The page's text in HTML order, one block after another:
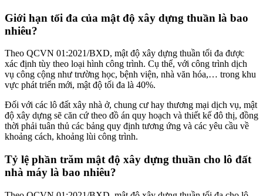
Giới hạn tối đa của mật độ xây dựng thuần là bao
nhiêu?
Theo QCVN 01:2021/BXD, mật độ xây dựng thuần tối đa được
xác định tùy theo loại hình công trình. Cụ thể, với công trình dịch
vụ công cộng như trường học, bệnh viện, nhà văn hóa,… trong khu
vực phát triển mới, mật độ tối đa là 40%.
Đối với các lô đất xây nhà ở, chung cư hay thương mại dịch vụ, mật
độ xây dựng sẽ căn cứ theo đồ án quy hoạch và thiết kế đô thị, đồng
thời phải tuân thủ các bảng quy định tương ứng và các yêu cầu về
khoảng cách, khoảng lùi công trình.
Tỷ lệ phần trăm mật độ xây dựng thuần cho lô đất
nhà máy là bao nhiêu?